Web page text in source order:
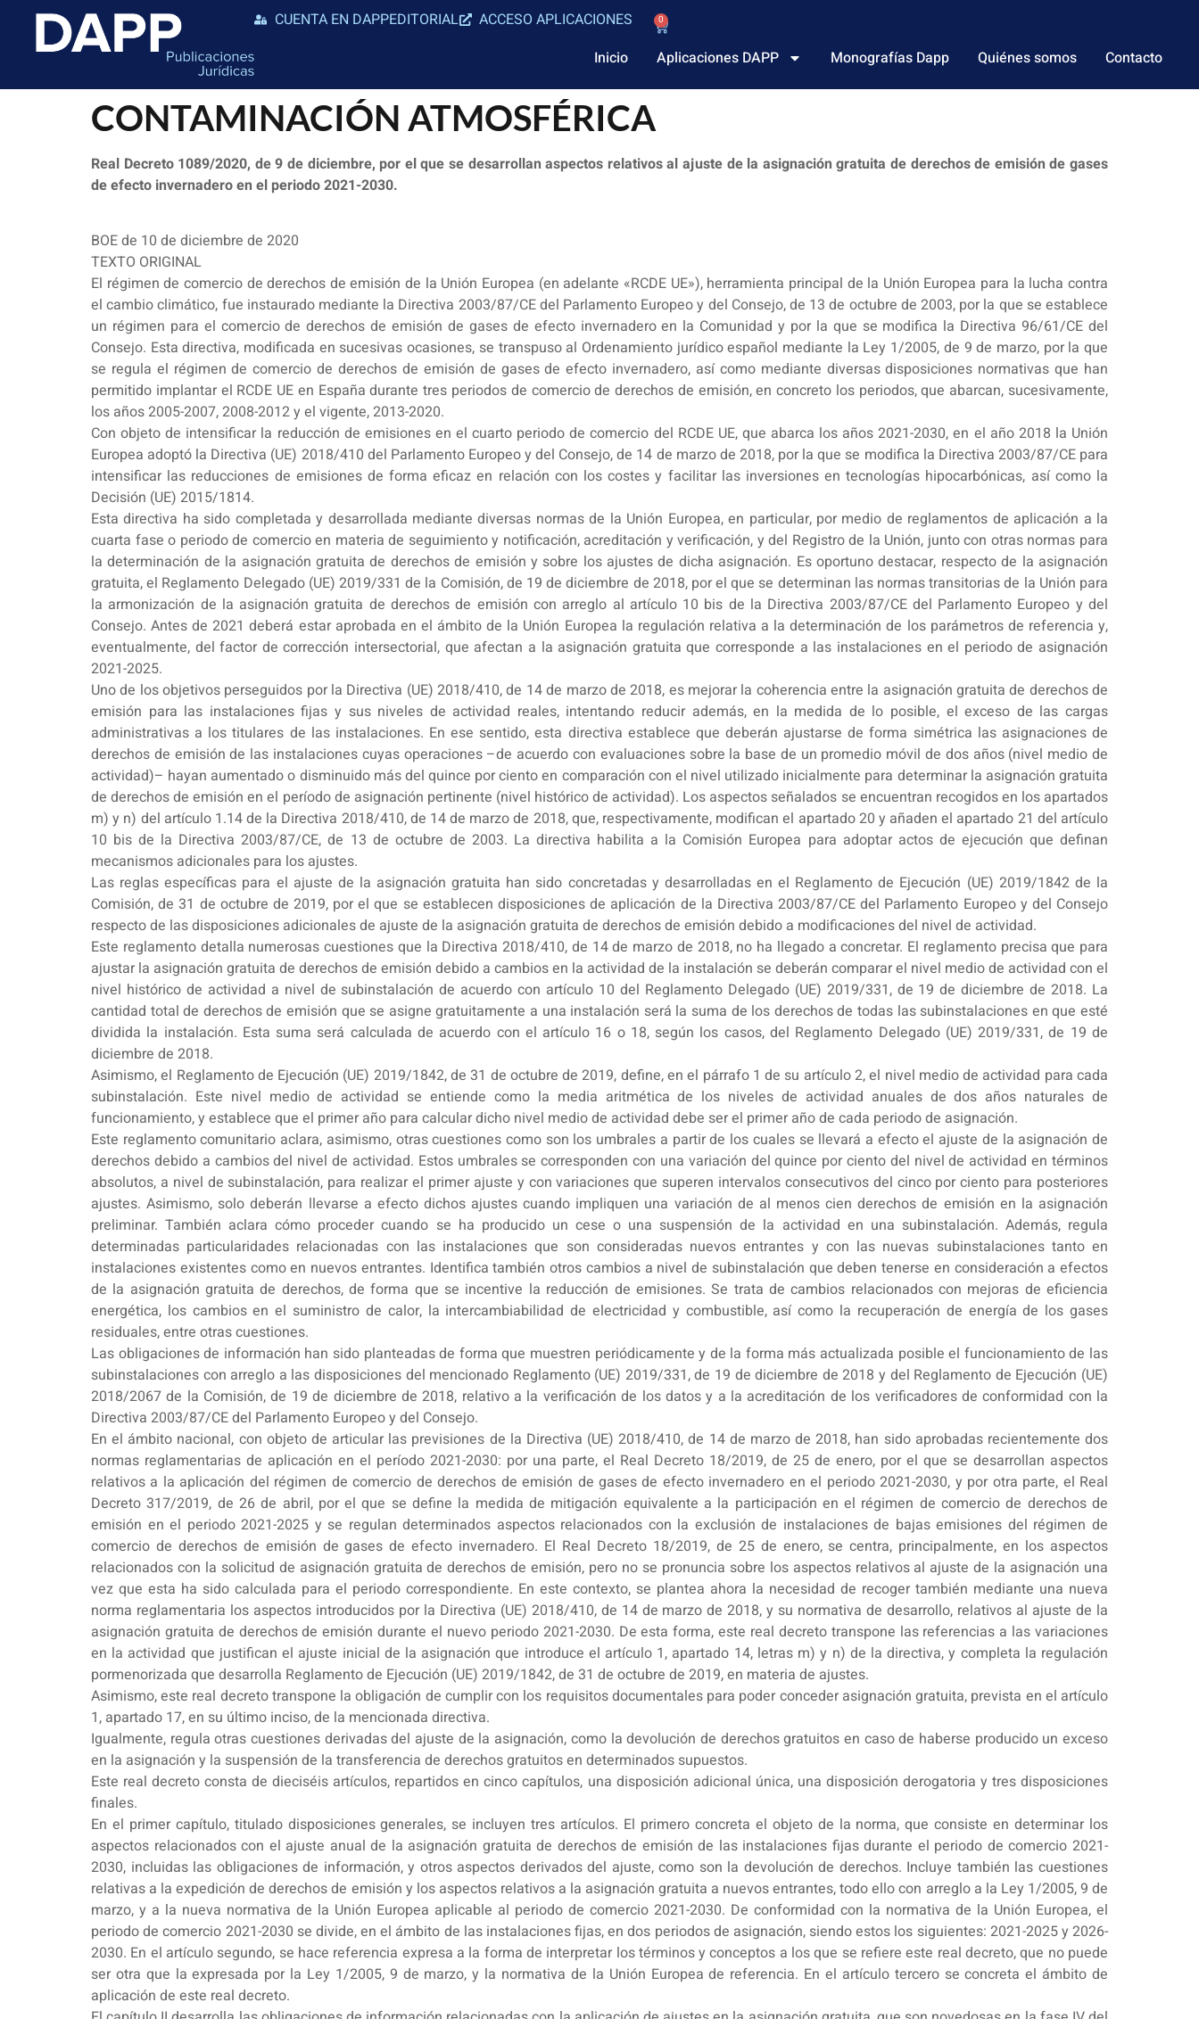
CUENTA EN DAPPEDITORIAL ACCESO APLICACIONES 0
Inicio Aplicaciones DAPP Monografías Dapp Quiénes somos Contacto
CONTAMINACIÓN ATMOSFÉRICA
Real Decreto 1089/2020, de 9 de diciembre, por el que se desarrollan aspectos relativos al ajuste de la asignación gratuita de derechos de emisión de gases
de efecto invernadero en el periodo 2021-2030.
BOE de 10 de diciembre de 2020
TEXTO ORIGINAL
El régimen de comercio de derechos de emisión de la Unión Europea (en adelante «RCDE UE»), herramienta principal de la Unión Europea para la lucha contra
el cambio climático, fue instaurado mediante la Directiva 2003/87/CE del Parlamento Europeo y del Consejo, de 13 de octubre de 2003, por la que se establece
un régimen para el comercio de derechos de emisión de gases de efecto invernadero en la Comunidad y por la que se modifica la Directiva 96/61/CE del
Consejo. Esta directiva, modificada en sucesivas ocasiones, se transpuso al Ordenamiento jurídico español mediante la Ley 1/2005, de 9 de marzo, por la que
se regula el régimen de comercio de derechos de emisión de gases de efecto invernadero, así como mediante diversas disposiciones normativas que han
permitido implantar el RCDE UE en España durante tres periodos de comercio de derechos de emisión, en concreto los periodos, que abarcan, sucesivamente,
los años 2005-2007, 2008-2012 y el vigente, 2013-2020.
Con objeto de intensificar la reducción de emisiones en el cuarto periodo de comercio del RCDE UE, que abarca los años 2021-2030, en el año 2018 la Unión
Europea adoptó la Directiva (UE) 2018/410 del Parlamento Europeo y del Consejo, de 14 de marzo de 2018, por la que se modifica la Directiva 2003/87/CE para
intensificar las reducciones de emisiones de forma eficaz en relación con los costes y facilitar las inversiones en tecnologías hipocarbónicas, así como la
Decisión (UE) 2015/1814.
Esta directiva ha sido completada y desarrollada mediante diversas normas de la Unión Europea, en particular, por medio de reglamentos de aplicación a la
cuarta fase o periodo de comercio en materia de seguimiento y notificación, acreditación y verificación, y del Registro de la Unión, junto con otras normas para
la determinación de la asignación gratuita de derechos de emisión y sobre los ajustes de dicha asignación. Es oportuno destacar, respecto de la asignación
gratuita, el Reglamento Delegado (UE) 2019/331 de la Comisión, de 19 de diciembre de 2018, por el que se determinan las normas transitorias de la Unión para
la armonización de la asignación gratuita de derechos de emisión con arreglo al artículo 10 bis de la Directiva 2003/87/CE del Parlamento Europeo y del
Consejo. Antes de 2021 deberá estar aprobada en el ámbito de la Unión Europea la regulación relativa a la determinación de los parámetros de referencia y,
eventualmente, del factor de corrección intersectorial, que afectan a la asignación gratuita que corresponde a las instalaciones en el periodo de asignación
2021-2025.
Uno de los objetivos perseguidos por la Directiva (UE) 2018/410, de 14 de marzo de 2018, es mejorar la coherencia entre la asignación gratuita de derechos de
emisión para las instalaciones fijas y sus niveles de actividad reales, intentando reducir además, en la medida de lo posible, el exceso de las cargas
administrativas a los titulares de las instalaciones. En ese sentido, esta directiva establece que deberán ajustarse de forma simétrica las asignaciones de
derechos de emisión de las instalaciones cuyas operaciones –de acuerdo con evaluaciones sobre la base de un promedio móvil de dos años (nivel medio de
actividad)– hayan aumentado o disminuido más del quince por ciento en comparación con el nivel utilizado inicialmente para determinar la asignación gratuita
de derechos de emisión en el período de asignación pertinente (nivel histórico de actividad). Los aspectos señalados se encuentran recogidos en los apartados
m) y n) del artículo 1.14 de la Directiva 2018/410, de 14 de marzo de 2018, que, respectivamente, modifican el apartado 20 y añaden el apartado 21 del artículo
10 bis de la Directiva 2003/87/CE, de 13 de octubre de 2003. La directiva habilita a la Comisión Europea para adoptar actos de ejecución que definan
mecanismos adicionales para los ajustes.
Las reglas específicas para el ajuste de la asignación gratuita han sido concretadas y desarrolladas en el Reglamento de Ejecución (UE) 2019/1842 de la
Comisión, de 31 de octubre de 2019, por el que se establecen disposiciones de aplicación de la Directiva 2003/87/CE del Parlamento Europeo y del Consejo
respecto de las disposiciones adicionales de ajuste de la asignación gratuita de derechos de emisión debido a modificaciones del nivel de actividad.
Este reglamento detalla numerosas cuestiones que la Directiva 2018/410, de 14 de marzo de 2018, no ha llegado a concretar. El reglamento precisa que para
ajustar la asignación gratuita de derechos de emisión debido a cambios en la actividad de la instalación se deberán comparar el nivel medio de actividad con el
nivel histórico de actividad a nivel de subinstalación de acuerdo con artículo 10 del Reglamento Delegado (UE) 2019/331, de 19 de diciembre de 2018. La
cantidad total de derechos de emisión que se asigne gratuitamente a una instalación será la suma de los derechos de todas las subinstalaciones en que esté
dividida la instalación. Esta suma será calculada de acuerdo con el artículo 16 o 18, según los casos, del Reglamento Delegado (UE) 2019/331, de 19 de
diciembre de 2018.
Asimismo, el Reglamento de Ejecución (UE) 2019/1842, de 31 de octubre de 2019, define, en el párrafo 1 de su artículo 2, el nivel medio de actividad para cada
subinstalación. Este nivel medio de actividad se entiende como la media aritmética de los niveles de actividad anuales de dos años naturales de
funcionamiento, y establece que el primer año para calcular dicho nivel medio de actividad debe ser el primer año de cada periodo de asignación.
Este reglamento comunitario aclara, asimismo, otras cuestiones como son los umbrales a partir de los cuales se llevará a efecto el ajuste de la asignación de
derechos debido a cambios del nivel de actividad. Estos umbrales se corresponden con una variación del quince por ciento del nivel de actividad en términos
absolutos, a nivel de subinstalación, para realizar el primer ajuste y con variaciones que superen intervalos consecutivos del cinco por ciento para posteriores
ajustes. Asimismo, solo deberán llevarse a efecto dichos ajustes cuando impliquen una variación de al menos cien derechos de emisión en la asignación
preliminar. También aclara cómo proceder cuando se ha producido un cese o una suspensión de la actividad en una subinstalación. Además, regula
determinadas particularidades relacionadas con las instalaciones que son consideradas nuevos entrantes y con las nuevas subinstalaciones tanto en
instalaciones existentes como en nuevos entrantes. Identifica también otros cambios a nivel de subinstalación que deben tenerse en consideración a efectos
de la asignación gratuita de derechos, de forma que se incentive la reducción de emisiones. Se trata de cambios relacionados con mejoras de eficiencia
energética, los cambios en el suministro de calor, la intercambiabilidad de electricidad y combustible, así como la recuperación de energía de los gases
residuales, entre otras cuestiones.
Las obligaciones de información han sido planteadas de forma que muestren periódicamente y de la forma más actualizada posible el funcionamiento de las
subinstalaciones con arreglo a las disposiciones del mencionado Reglamento (UE) 2019/331, de 19 de diciembre de 2018 y del Reglamento de Ejecución (UE)
2018/2067 de la Comisión, de 19 de diciembre de 2018, relativo a la verificación de los datos y a la acreditación de los verificadores de conformidad con la
Directiva 2003/87/CE del Parlamento Europeo y del Consejo.
En el ámbito nacional, con objeto de articular las previsiones de la Directiva (UE) 2018/410, de 14 de marzo de 2018, han sido aprobadas recientemente dos
normas reglamentarias de aplicación en el período 2021-2030: por una parte, el Real Decreto 18/2019, de 25 de enero, por el que se desarrollan aspectos
relativos a la aplicación del régimen de comercio de derechos de emisión de gases de efecto invernadero en el periodo 2021-2030, y por otra parte, el Real
Decreto 317/2019, de 26 de abril, por el que se define la medida de mitigación equivalente a la participación en el régimen de comercio de derechos de
emisión en el periodo 2021-2025 y se regulan determinados aspectos relacionados con la exclusión de instalaciones de bajas emisiones del régimen de
comercio de derechos de emisión de gases de efecto invernadero. El Real Decreto 18/2019, de 25 de enero, se centra, principalmente, en los aspectos
relacionados con la solicitud de asignación gratuita de derechos de emisión, pero no se pronuncia sobre los aspectos relativos al ajuste de la asignación una
vez que esta ha sido calculada para el periodo correspondiente. En este contexto, se plantea ahora la necesidad de recoger también mediante una nueva
norma reglamentaria los aspectos introducidos por la Directiva (UE) 2018/410, de 14 de marzo de 2018, y su normativa de desarrollo, relativos al ajuste de la
asignación gratuita de derechos de emisión durante el nuevo periodo 2021-2030. De esta forma, este real decreto transpone las referencias a las variaciones
en la actividad que justifican el ajuste inicial de la asignación que introduce el artículo 1, apartado 14, letras m) y n) de la directiva, y completa la regulación
pormenorizada que desarrolla Reglamento de Ejecución (UE) 2019/1842, de 31 de octubre de 2019, en materia de ajustes.
Asimismo, este real decreto transpone la obligación de cumplir con los requisitos documentales para poder conceder asignación gratuita, prevista en el artículo
1, apartado 17, en su último inciso, de la mencionada directiva.
Igualmente, regula otras cuestiones derivadas del ajuste de la asignación, como la devolución de derechos gratuitos en caso de haberse producido un exceso
en la asignación y la suspensión de la transferencia de derechos gratuitos en determinados supuestos.
Este real decreto consta de dieciséis artículos, repartidos en cinco capítulos, una disposición adicional única, una disposición derogatoria y tres disposiciones
finales.
En el primer capítulo, titulado disposiciones generales, se incluyen tres artículos. El primero concreta el objeto de la norma, que consiste en determinar los
aspectos relacionados con el ajuste anual de la asignación gratuita de derechos de emisión de las instalaciones fijas durante el periodo de comercio 2021-
2030, incluidas las obligaciones de información, y otros aspectos derivados del ajuste, como son la devolución de derechos. Incluye también las cuestiones
relativas a la expedición de derechos de emisión y los aspectos relativos a la asignación gratuita a nuevos entrantes, todo ello con arreglo a la Ley 1/2005, 9 de
marzo, y a la nueva normativa de la Unión Europea aplicable al periodo de comercio 2021-2030. De conformidad con la normativa de la Unión Europea, el
periodo de comercio 2021-2030 se divide, en el ámbito de las instalaciones fijas, en dos periodos de asignación, siendo estos los siguientes: 2021-2025 y 2026-
2030. En el artículo segundo, se hace referencia expresa a la forma de interpretar los términos y conceptos a los que se refiere este real decreto, que no puede
ser otra que la expresada por la Ley 1/2005, 9 de marzo, y la normativa de la Unión Europea de referencia. En el artículo tercero se concreta el ámbito de
aplicación de este real decreto.